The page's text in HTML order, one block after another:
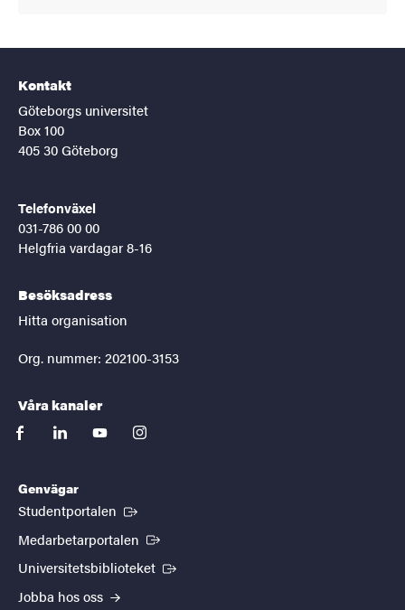
Kontakt
Göteborgs universitet
Box 100
405 30 Göteborg
Telefonväxel
031-786 00 00
Helgfria vardagar 8-16
Besöksadress
Hitta organisation
Org. nummer: 202100-3153
Våra kanaler
facebooklinkedinyoutubeinstagram
Genvägar
Studentportalen (Extern länk)
Medarbetarportalen (Extern länk)
Universitetsbiblioteket (Extern länk)
Jobba hos oss